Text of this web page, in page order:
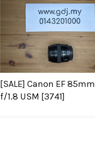
[SALE] Canon EF 85mm
f/1.8 USM [3741]